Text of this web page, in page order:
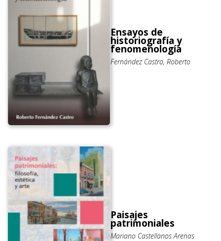
Ensayos de
historiografía y
fenomenología
Fernández Castro, Roberto
Paisajes
patrimoniales
Mariano Castellanos Arenas